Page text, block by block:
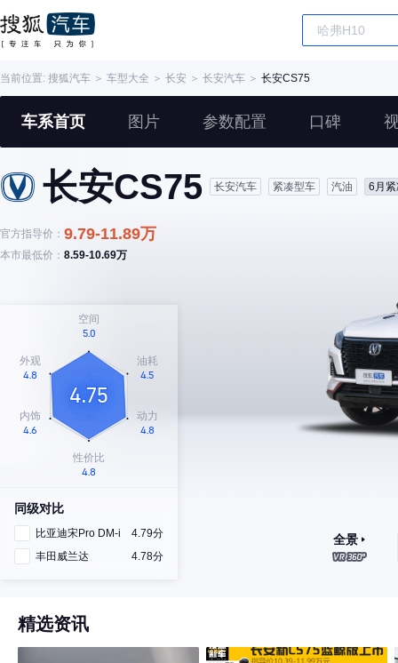
当前位置: 搜狐汽车 ＞ 车型大全 ＞ 长安 ＞ 长安汽车 ＞ 长安CS75
车系首页 图片 参数配置 口碑
长安CS75 长安汽车 紧凑型车 汽油 6月
官方指导价： 9.79-11.89万
本市最低价： 8.59-10.69万
同级对比
比亚迪宋Pro DM-i
4.79分
丰田威兰达
4.78分
全景
精选资讯